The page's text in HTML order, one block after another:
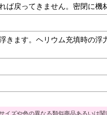
戻ってきません。密閉に機
きます。ヘリウム充填時の浮
イズや色の異なる類似商品あるいは